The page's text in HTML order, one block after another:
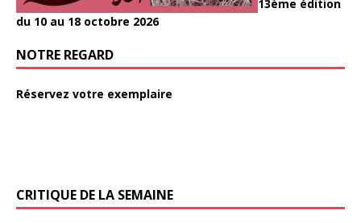
13ème édition
du 10 au 18 octobre 2026
NOTRE REGARD
Réservez votre exemplaire
CRITIQUE DE LA SEMAINE